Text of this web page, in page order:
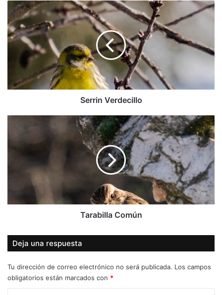
Serrin
Verdecillo
Serrin Verdecillo
Tarabilla Común
Deja una respuesta
Tu dirección de correo electrónico no será publicada. Los campos
obligatorios están marcados con *